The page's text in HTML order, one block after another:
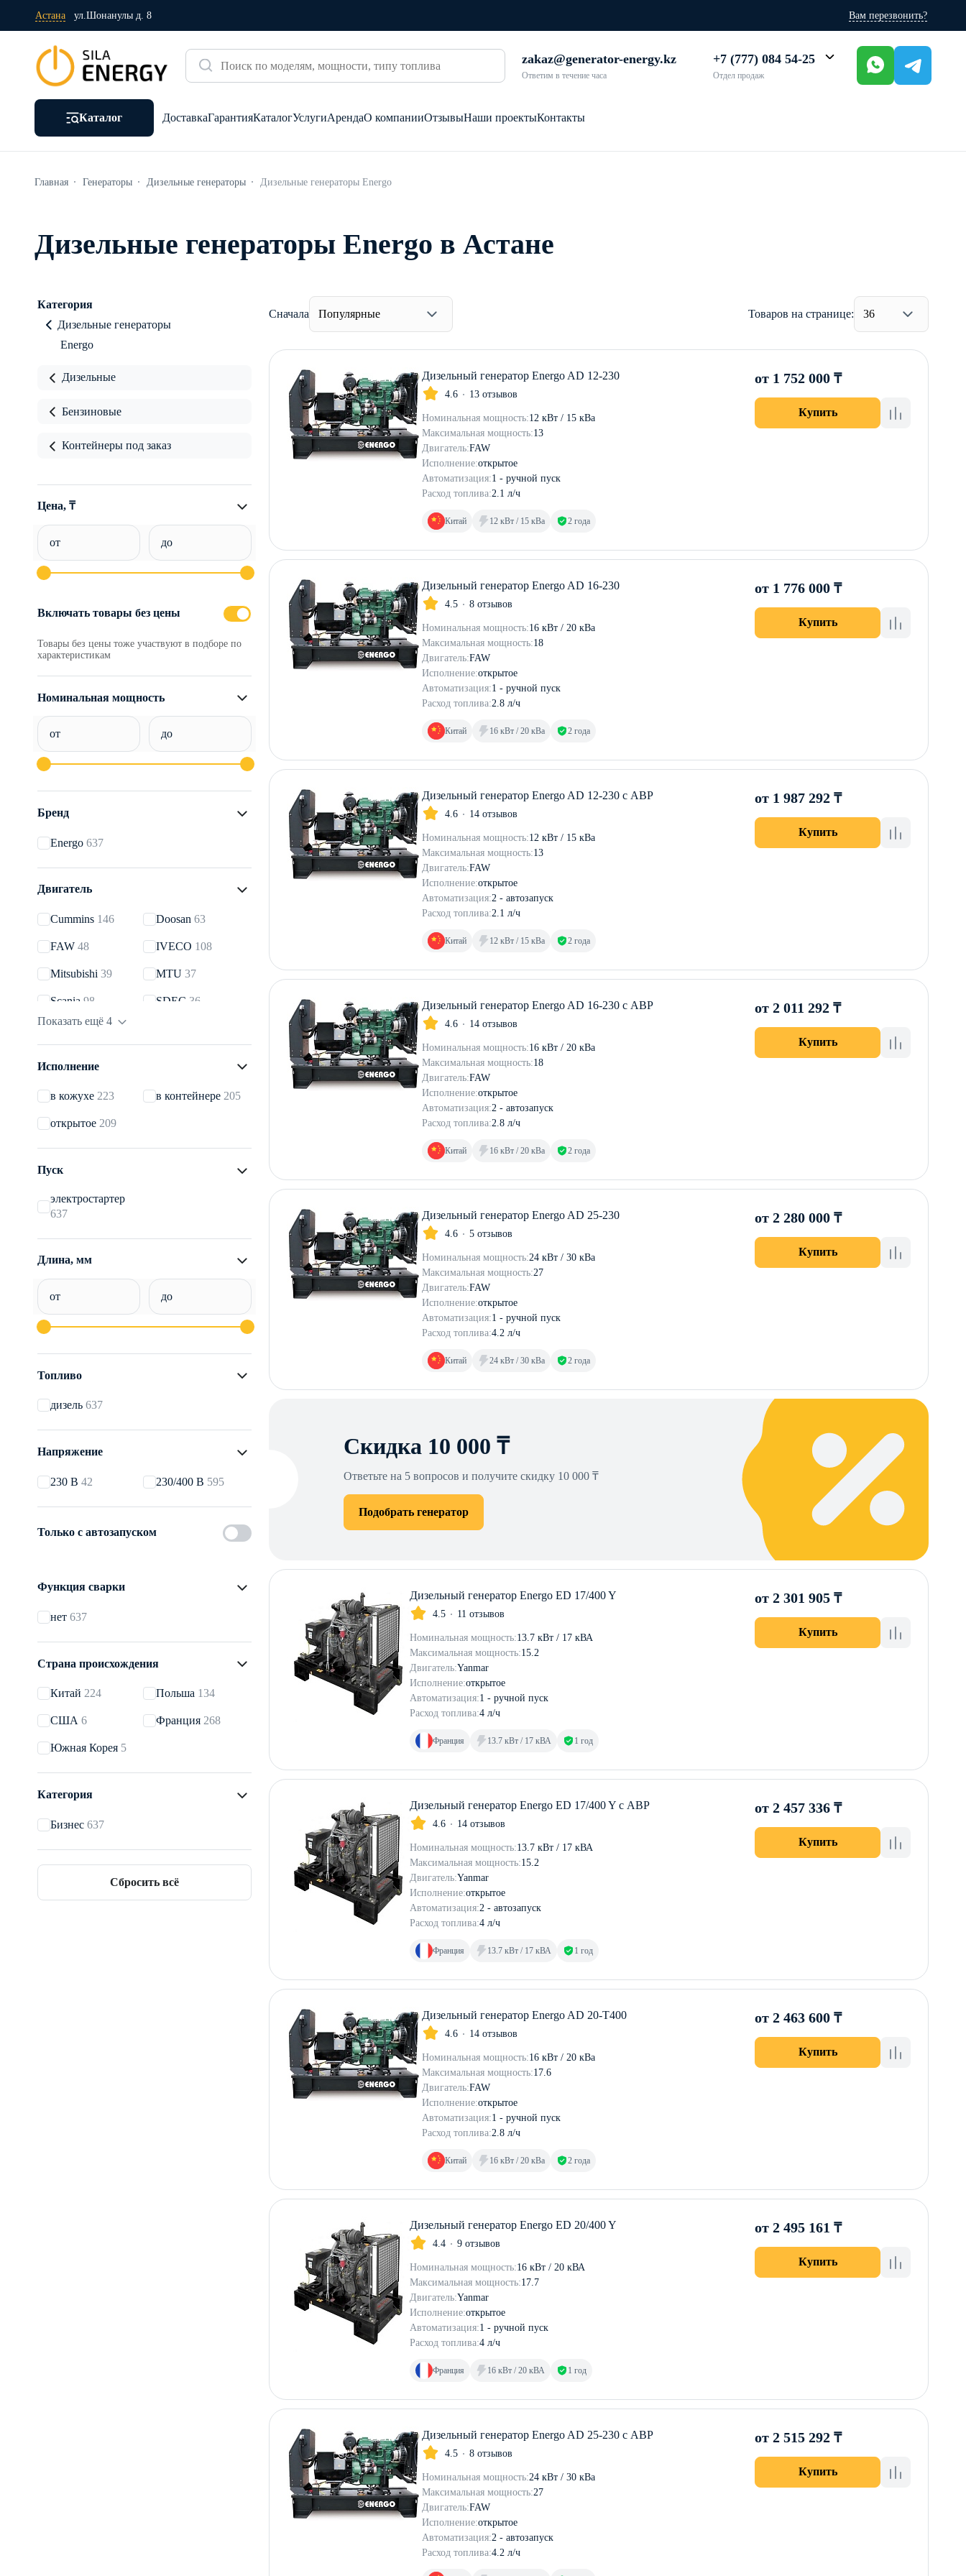
Астана ул.Шонанулы д. 8 Вам перезвонить?
zakaz@generator-energy.kz
Ответим в течение часа
+7 (777) 084 54-25
Отдел продаж
Каталог ДоставкаГарантияКаталогУслугиАрендаО компанииОтзывыНаши проектыКонтакты
Главная Генераторы Дизельные генераторы Дизельные генераторы Energo
Дизельные генераторы Energo в Астане
Категория
Дизельные генераторы
Energo
Дизельные
Бензиновые
Контейнеры под заказ
Цена, ₸
от до
Включать товары без цены
Товары без цены тоже участвуют в подборе по
характеристикам
Номинальная мощность
от до
Бренд
Energo 637
Двигатель
Cummins 146 Doosan 63
FAW 48 IVECO 108
Mitsubishi 39 MTU 37
Scania 98 SDEC 36
Volvo14
Показать ещё 4
Исполнение
в кожухе 223 в контейнере 205
открытое 209
Пуск
электростартер
637
Длина, мм
от до
Топливо
дизель 637
Напряжение
230 В 42 230/400 В 595
Только с автозапуском
Функция сварки
нет 637
Страна происхождения
Китай 224 Польша 134
США 6 Франция 268
Южная Корея 5
Категория
Бизнес 637
Сбросить всё
Сначала Популярные Товаров на странице: 36
Дизельный генератор Energo AD 12-230
4.6 13 отзывов
Номинальная мощность:12 кВт / 15 кВа
Максимальная мощность:13
Двигатель:FAW
Исполнение:открытое
Автоматизация:1 - ручной пуск
Расход топлива:2.1 л/ч
Китай 12 кВт / 15 кВа 2 года
от 1 752 000 ₸
Купить
Дизельный генератор Energo AD 16-230
4.5 8 отзывов
Номинальная мощность:16 кВт / 20 кВа
Максимальная мощность:18
Двигатель:FAW
Исполнение:открытое
Автоматизация:1 - ручной пуск
Расход топлива:2.8 л/ч
Китай 16 кВт / 20 кВа 2 года
от 1 776 000 ₸
Купить
Дизельный генератор Energo AD 12-230 с АВР
4.6 14 отзывов
Номинальная мощность:12 кВт / 15 кВа
Максимальная мощность:13
Двигатель:FAW
Исполнение:открытое
Автоматизация:2 - автозапуск
Расход топлива:2.1 л/ч
Китай 12 кВт / 15 кВа 2 года
от 1 987 292 ₸
Купить
Дизельный генератор Energo AD 16-230 с АВР
4.6 14 отзывов
Номинальная мощность:16 кВт / 20 кВа
Максимальная мощность:18
Двигатель:FAW
Исполнение:открытое
Автоматизация:2 - автозапуск
Расход топлива:2.8 л/ч
Китай 16 кВт / 20 кВа 2 года
от 2 011 292 ₸
Купить
Дизельный генератор Energo AD 25-230
4.6 5 отзывов
Номинальная мощность:24 кВт / 30 кВа
Максимальная мощность:27
Двигатель:FAW
Исполнение:открытое
Автоматизация:1 - ручной пуск
Расход топлива:4.2 л/ч
Китай 24 кВт / 30 кВа 2 года
от 2 280 000 ₸
Купить
Скидка 10 000 ₸
Ответьте на 5 вопросов и получите скидку 10 000 ₸
Подобрать генератор
Дизельный генератор Energo ED 17/400 Y
4.5 11 отзывов
Номинальная мощность:13.7 кВт / 17 кВА
Максимальная мощность:15.2
Двигатель:Yanmar
Исполнение:открытое
Автоматизация:1 - ручной пуск
Расход топлива:4 л/ч
Франция 13.7 кВт / 17 кВА 1 год
от 2 301 905 ₸
Купить
Дизельный генератор Energo ED 17/400 Y с АВР
4.6 14 отзывов
Номинальная мощность:13.7 кВт / 17 кВА
Максимальная мощность:15.2
Двигатель:Yanmar
Исполнение:открытое
Автоматизация:2 - автозапуск
Расход топлива:4 л/ч
Франция 13.7 кВт / 17 кВА 1 год
от 2 457 336 ₸
Купить
Дизельный генератор Energo AD 20-T400
4.6 14 отзывов
Номинальная мощность:16 кВт / 20 кВа
Максимальная мощность:17.6
Двигатель:FAW
Исполнение:открытое
Автоматизация:1 - ручной пуск
Расход топлива:2.8 л/ч
Китай 16 кВт / 20 кВа 2 года
от 2 463 600 ₸
Купить
Дизельный генератор Energo ED 20/400 Y
4.4 9 отзывов
Номинальная мощность:16 кВт / 20 кВА
Максимальная мощность:17.7
Двигатель:Yanmar
Исполнение:открытое
Автоматизация:1 - ручной пуск
Расход топлива:4 л/ч
Франция 16 кВт / 20 кВА 1 год
от 2 495 161 ₸
Купить
Дизельный генератор Energo AD 25-230 с АВР
4.5 8 отзывов
Номинальная мощность:24 кВт / 30 кВа
Максимальная мощность:27
Двигатель:FAW
Исполнение:открытое
Автоматизация:2 - автозапуск
Расход топлива:4.2 л/ч
от 2 515 292 ₸
Купить